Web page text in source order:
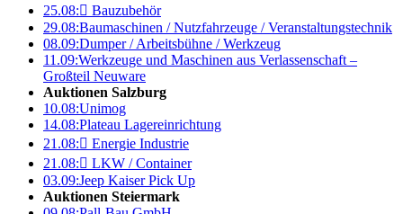
25.08: Bauzubehör
29.08:Baumaschinen / Nutzfahrzeuge / Veranstaltungstechnik
08.09:Dumper / Arbeitsbühne / Werkzeug
11.09:Werkzeuge und Maschinen aus Verlassenschaft –
Großteil Neuware
Auktionen Salzburg
10.08:Unimog
14.08:Plateau Lagereinrichtung
21.08: Energie Industrie
21.08: LKW / Container
03.09:Jeep Kaiser Pick Up
Auktionen Steiermark